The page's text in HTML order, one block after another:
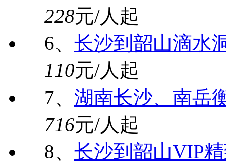
228元/人起
6、 长沙到韶山滴水
110元/人起
7、 湖南长沙、南岳
716元/人起
8、 长沙到韶山VIP